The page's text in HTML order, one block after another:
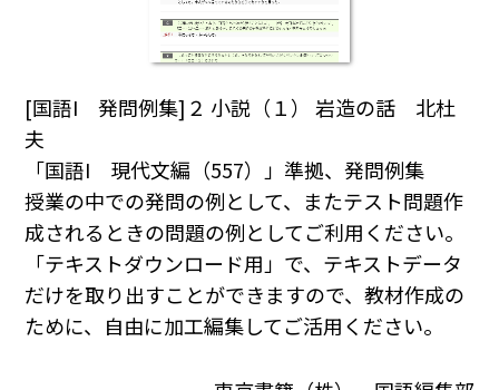
[国語I 発問例集]２ 小説（１） 岩造の話 北杜
夫
「国語I 現代文編（557）」準拠、発問例集
授業の中での発問の例として、またテスト問題作
成されるときの問題の例としてご利用ください｡
「テキストダウンロード用」で、テキストデータ
だけを取り出すことができますので、教材作成の
ために、自由に加工編集してご活用ください｡